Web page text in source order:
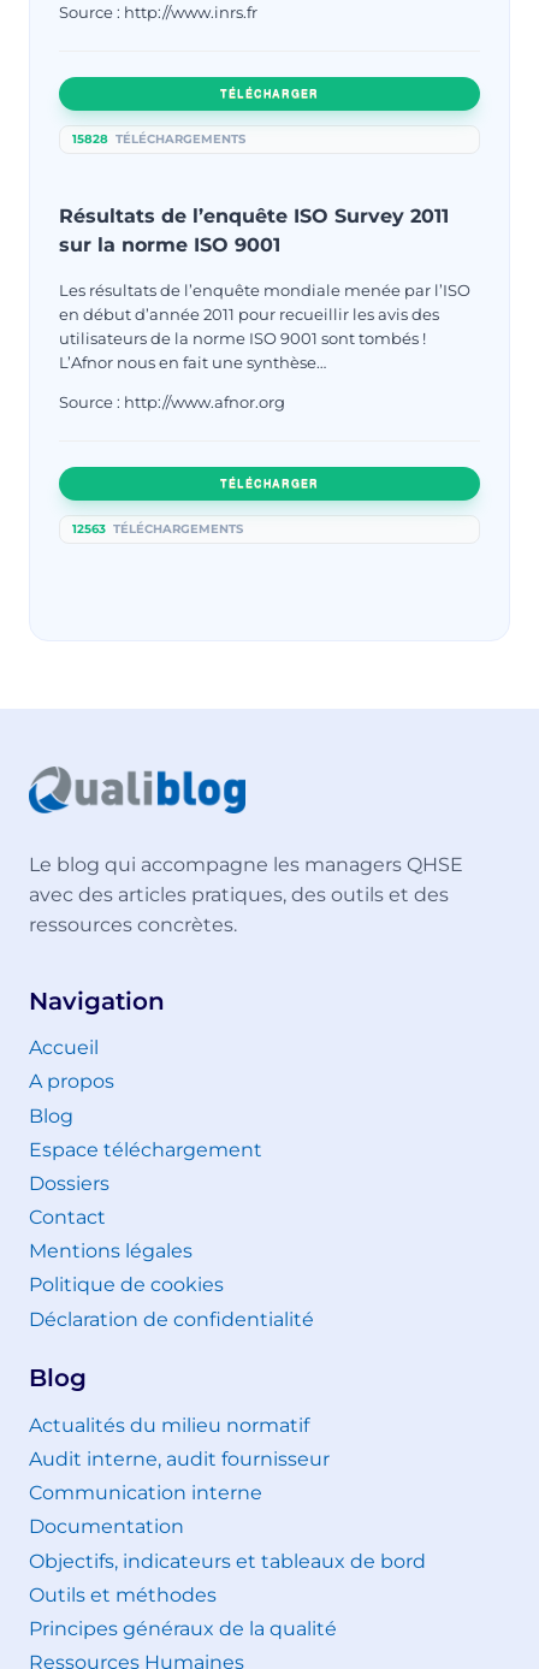
Source : http://www.inrs.fr
TÉLÉCHARGER
15828 TÉLÉCHARGEMENTS
Résultats de l’enquête ISO Survey 2011
sur la norme ISO 9001
Les résultats de l’enquête mondiale menée par l’ISO
en début d’année 2011 pour recueillir les avis des
utilisateurs de la norme ISO 9001 sont tombés !
L’Afnor nous en fait une synthèse…
Source : http://www.afnor.org
TÉLÉCHARGER
12563 TÉLÉCHARGEMENTS
Le blog qui accompagne les managers QHSE
avec des articles pratiques, des outils et des
ressources concrètes.
Navigation
Accueil
A propos
Blog
Espace téléchargement
Dossiers
Contact
Mentions légales
Politique de cookies
Déclaration de confidentialité
Blog
Actualités du milieu normatif
Audit interne, audit fournisseur
Communication interne
Documentation
Objectifs, indicateurs et tableaux de bord
Outils et méthodes
Principes généraux de la qualité
Ressources Humaines